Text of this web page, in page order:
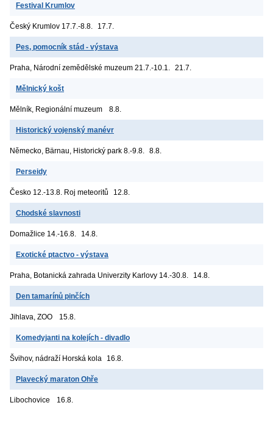
Festival Krumlov
Český Krumlov 17.7.-8.8. 17.7.
Pes, pomocník stád - výstava
Praha, Národní zemědělské muzeum 21.7.-10.1. 21.7.
Mělnický košt
Mělník, Regionální muzeum 8.8.
Historický vojenský manévr
Německo, Bärnau, Historický park 8.-9.8. 8.8.
Perseidy
Česko 12.-13.8. Roj meteoritů 12.8.
Chodské slavnosti
Domažlice 14.-16.8. 14.8.
Exotické ptactvo - výstava
Praha, Botanická zahrada Univerzity Karlovy 14.-30.8. 14.8.
Den tamarínů pinčích
Jihlava, ZOO 15.8.
Komedyjanti na kolejích - divadlo
Švihov, nádraží Horská kola 16.8.
Plavecký maraton Ohře
Libochovice 16.8.